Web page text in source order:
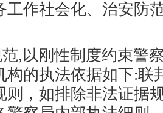
工作社会化、治安防
以刚性制度约束警
的执法依据如下:联
则，如排除非法证据